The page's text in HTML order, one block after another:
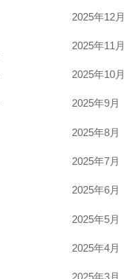
2025年12月
2025年11月
2025年10月
2025年9月
2025年8月
2025年7月
2025年6月
2025年5月
2025年4月